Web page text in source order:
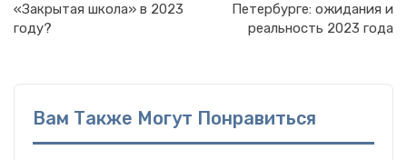
«Закрытая школа» в 2023
году?
Петербурге: ожидания и
реальность 2023 года
Вам Также Могут Понравиться